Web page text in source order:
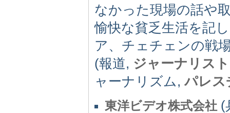
なかった現場の話や
愉快な貧乏生活を記
ア、チェチェンの戦
(報道, ジャーナリスト
ャーナリズム,パレス
東洋ビデオ株式会社 (